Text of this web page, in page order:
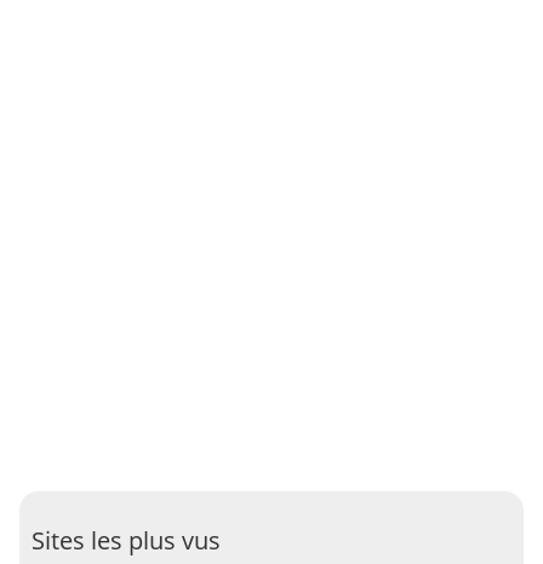
Sites les plus vus